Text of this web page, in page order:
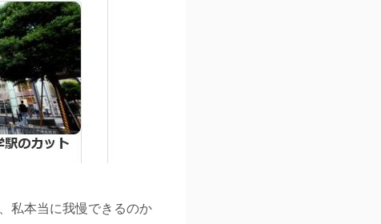
私本当に我慢できるのか